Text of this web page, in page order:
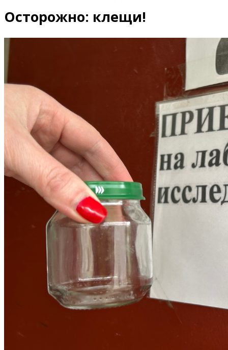
Осторожно: клещи!